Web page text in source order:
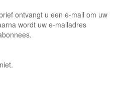
ontvangt u een e-mail om uw
wordt uw e-mailadres